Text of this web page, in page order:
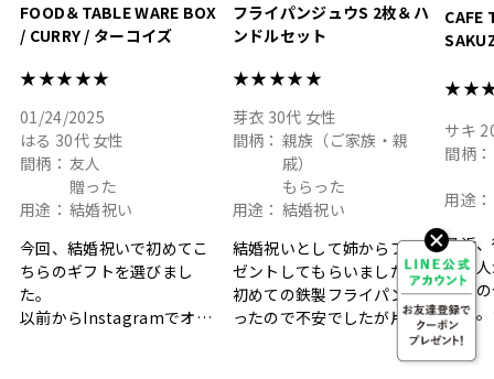
FOOD＆TABLE WARE BOX
/ CURRY / ターコイズ
★★★★★
01/24/2025
はる 30代 女性
間柄： 友人
贈った
用途： 結婚祝い
今回、結婚祝いで初めてこ
ちらのギフトを選びまし
た。
以前からInstagramでオシ
フライパンジュウS 2枚＆ハ
ンドルセット
★★★★★
芽衣 30代 女性
間柄： 親族（ご家族・親
戚）
もらった
用途： 結婚祝い
結婚祝いとして姉からプレ
ゼントしてもらいました。
初めての鉄製フライパンだ
ったので不安でしたが片手
で操作できて使い勝手が良
く、調理後にそのままお皿
CAFE
サキ
間柄：
用途：
最近
に友
ップ
した。
ボッ
て、